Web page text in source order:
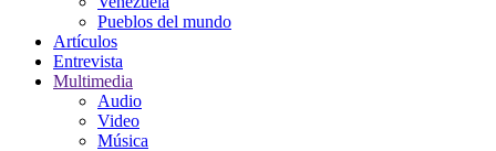
Pueblos del mundo
Artículos
Entrevista
Multimedia
Audio
Video
Música